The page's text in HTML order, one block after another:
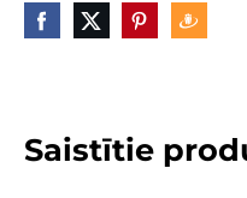
Saistītie